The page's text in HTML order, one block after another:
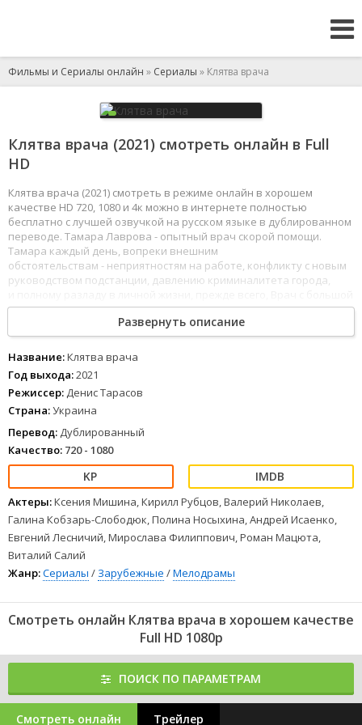
Фильмы и Сериалы онлайн » Сериалы » Клятва врача
Клятва врача (2021) смотреть онлайн в Full
HD
Клятва врача (2021) смотреть в режиме онлайн в хорошем
качестве HD 720, 1080 и 4к можно в интернете полностью
бесплатно с лучшей озвучкой на русском языке в дублированном
переводе. Тамара Лаврова - опытный врач скорой помощи.
Тамара каждый день, вопреки внешним
обстоятельствам - неприятностям на работе, конфликту с новым
руководством подстанции, давлению криминалитета города,
буквы, и всегда ставит интересы пациентов на первое место.
Развернуть описание
Название:Клятва врача
Год выхода:2021
Режиссер: Денис Тарасов
Страна:Украина
Перевод: Дублированный
Качество: 720 - 1080
Актеры:Ксения Мишина, Кирилл Рубцов, Валерий Николаев,
Галина Кобзарь-Слободюк, Полина Носыхина, Андрей Исаенко,
Евгений Лесничий, Мирослава Филиппович, Роман Мацюта,
Виталий Салий
Жанр:Сериалы / Зарубежные /Мелодрамы
Смотреть онлайн Клятва врача в хорошем качестве
Full HD 1080p
ПОИСК ПО ПАРАМЕТРАМ
Смотреть онлайн Трейлер